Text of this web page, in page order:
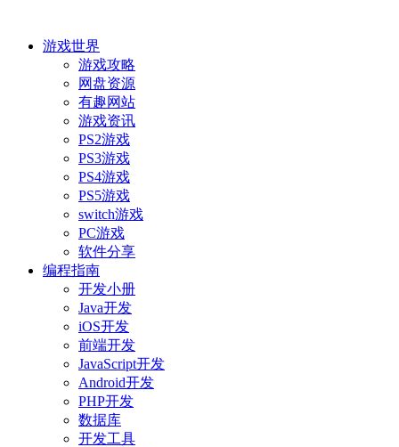
游戏世界
游戏攻略
网盘资源
有趣网站
游戏资讯
PS2游戏
PS3游戏
PS4游戏
PS5游戏
switch游戏
PC游戏
软件分享
编程指南
开发小册
Java开发
iOS开发
前端开发
JavaScript开发
Android开发
PHP开发
数据库
开发工具